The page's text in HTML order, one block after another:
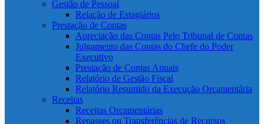
Gestão de Pessoal
Relação de Estagiários
Prestação de Contas
Apreciação das Contas Pelo Tribunal de Contas
Julgamento das Contas do Chefe do Poder
Executivo
Prestação de Contas Anuais
Relatório de Gestão Fiscal
Relatório Resumido da Execução Orçamentária
Receitas
Receitas Orçamentárias
Repasses ou Transferências de Recursos